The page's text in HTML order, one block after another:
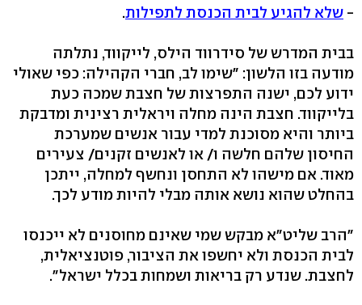
- שלא להגיע לבית הכנסת לתפילות.
בבית המדרש של סידרווד הילס, לייקווד, נתלתה
מודעה בזו הלשון: "שימו לב, חברי הקהילה: כפי שאולי
ידוע לכם, ישנה התפרצות של חצבת שמכה כעת
בלייקווד. חצבת הינה מחלה ויראלית רצינית ומדבקת
ביותר והיא מסוכנת למדי עבור אנשים שמערכת
החיסון שלהם חלשה ו/ או לאנשים זקנים/ צעירים
מאוד. אם מישהו לא התחסן ונחשף למחלה, ייתכן
בהחלט שהוא נושא אותה מבלי להיות מודע לכך.
"הרב שליט"א מבקש שמי שאינם מחוסנים לא ייכנסו
לבית הכנסת ולא יחשפו את הציבור, פוטנציאלית,
לחצבת. שנדע רק בריאות ושמחות בכלל ישראל".